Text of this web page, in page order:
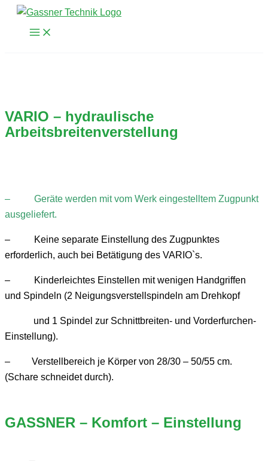
Zum
VARIO – hydraulische
Arbeitsbreitenverstellung
– Geräte werden mit vom Werk eingestelltem Zugpunkt
ausgeliefert.
– Keine separate Einstellung des Zugpunktes
erforderlich, auch bei Betätigung des VARIO`s.
– Kinderleichtes Einstellen mit wenigen Handgriffen
und Spindeln (2 Neigungsverstellspindeln am Drehkopf
und 1 Spindel zur Schnittbreiten- und Vorderfurchen-
Einstellung).
– Verstellbereich je Körper von 28/30 – 50/55 cm.
(Schare schneidet durch).
GASSNER – Komfort – Einstellung